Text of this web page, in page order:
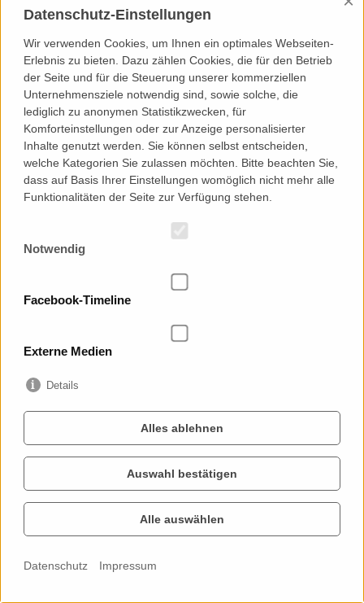
Aber nur
gemeinsam!
WEITERLESEN
FIRST LEGO League
Regionalwettbewerb
WEITERLESEN ...
Datenschutz-Einstellungen
Wir verwenden Cookies, um Ihnen ein optimales Webseiten-
Erlebnis zu bieten. Dazu zählen Cookies, die für den Betrieb
der Seite und für die Steuerung unserer kommerziellen
Unternehmensziele notwendig sind, sowie solche, die
lediglich zu anonymen Statistikzwecken, für
Komforteinstellungen oder zur Anzeige personalisierter
Inhalte genutzt werden. Sie können selbst entscheiden,
welche Kategorien Sie zulassen möchten. Bitte beachten Sie,
dass auf Basis Ihrer Einstellungen womöglich nicht mehr alle
Funktionalitäten der Seite zur Verfügung stehen.
Notwendig
Facebook-Timeline
Externe Medien
Details
Alles ablehnen
Auswahl bestätigen
Alle auswählen
Datenschutz Impressum